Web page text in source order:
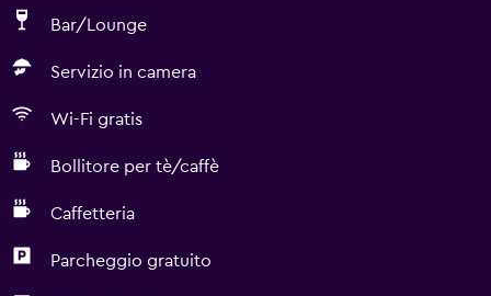
Bar/Lounge
Servizio in camera
Wi-Fi gratis
Bollitore per tè/caffè
Caffetteria
Parcheggio gratuito